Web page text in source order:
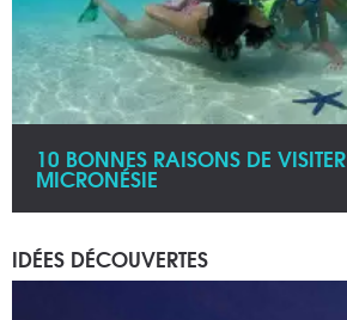
10 BONNES RAISONS DE
MICRONÉSIE
IDÉES DÉCOUVERTES